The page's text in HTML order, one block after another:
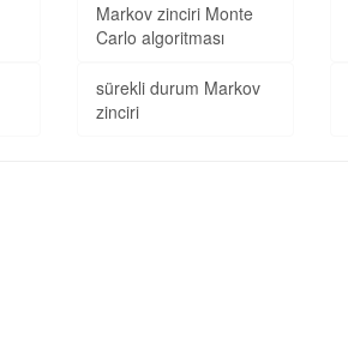
Markov zinciri Monte
Carlo algoritması
sürekli durum Markov
zinciri